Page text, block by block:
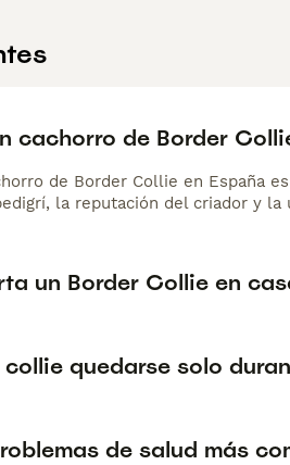
cachorro de Border
de Border Collie en España
la reputación del criador y la
un Border Collie en
quedarse solo
de salud más